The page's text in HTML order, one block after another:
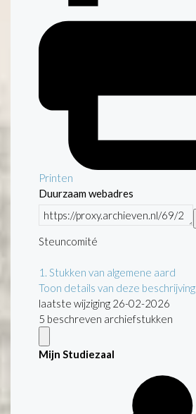
Printen
Duurzaam webadres
Steuncomité
1. Stukken van algemene aard
Toon details van deze beschrijving
laatste wijziging 26-02-2026
5 beschreven archiefstukken
Mijn Studiezaal